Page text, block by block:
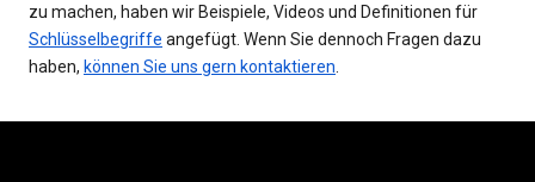
zu machen, haben wir Beispiele, Videos und Definitionen für
Schlüsselbegriffe angefügt. Wenn Sie dennoch Fragen dazu
haben, können Sie uns gern kontaktieren